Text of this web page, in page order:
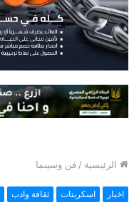
الرئيسية / فن وسينما
اخبار اسكربتات ثقافة وادب